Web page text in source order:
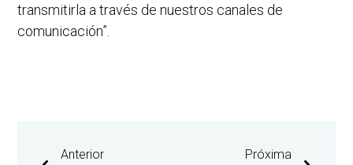
transmitirla a través de nuestros canales de
comunicación”.
Anterior Próxima